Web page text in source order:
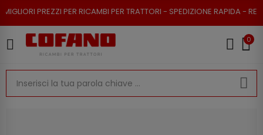
PER RICAMBI PER TRATTORI - SPEDIZIONE RAPIDA - RESO POSSIBILE
0